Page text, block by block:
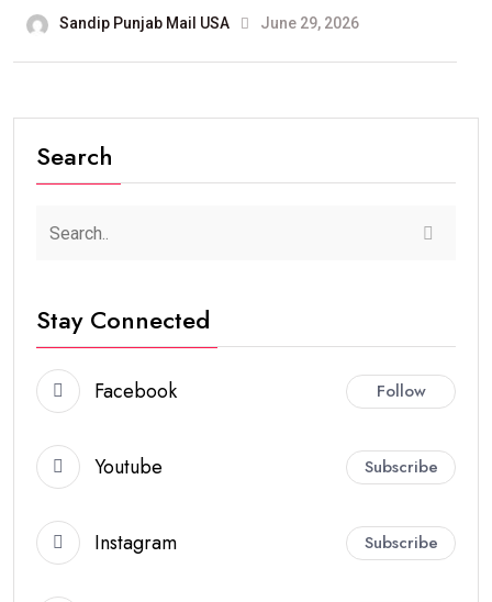
Sandip Punjab Mail USA June 29, 2026
Search
Stay Connected
Facebook Follow
Youtube Subscribe
Instagram Subscribe